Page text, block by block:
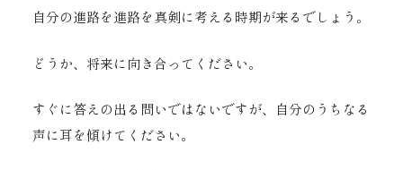
自分の進路を進路を真剣に考える時期が来るでしょう。
どうか、将来に向き合ってください。
すぐに答えの出る問いではないですが、自分のうちなる
声に耳を傾けてください。